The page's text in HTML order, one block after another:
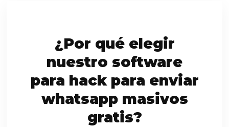
¿Por qué elegir
nuestro software
para hack para enviar
whatsapp masivos
gratis?